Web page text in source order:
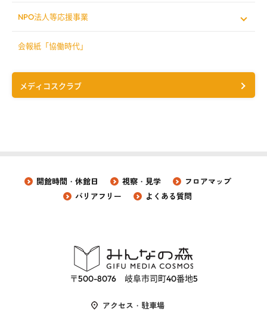
NPO法人等応援事業
会報紙「協働時代」
メディコスクラブ
開館時間・休館日 視察・見学
フロアマップ
バリアフリー
よくある質問
〒500-8076 岐阜市司町40番地5
アクセス・駐車場